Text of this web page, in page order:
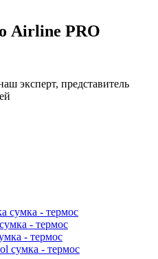
Airline PRO
эксперт, представитель
сумка - термос
- термос
- термос
сумка - термос